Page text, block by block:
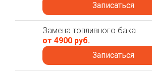
Записаться
Замена топливного бака
от 4900 руб.
Записаться